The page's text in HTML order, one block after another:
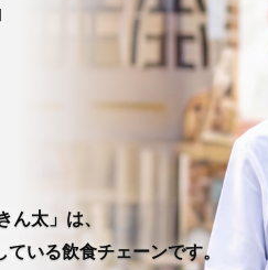
太」は、
いる飲食チェーンです。